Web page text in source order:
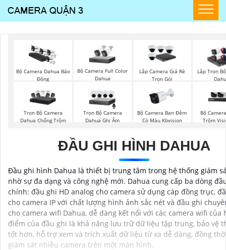
Bộ Camera Dahua Báo
Động
Bộ Camera Full Color
Dahua
Lắp Camera Giá Rẻ
Trọn Gói
Lắp Trọn
Trọn Bộ Camera
Dahua Chống Trộm
Trọn Bộ Camera
Dahua Ghi Âm
Bộ Camera Ban Đêm
Có Màu Kbvision
Bộ
Trộm
ĐẦU GHI HÌNH DAHUA
Đầu ghi hình Dahua là thiết bị trung tâm trong hệ thống giám
nhờ sự đa dạng và công nghệ mới. Dahua cung cấp ba dòng
chính: đầu ghi HD analog cho camera sử dụng cáp đồng trục,
cho camera IP với chất lượng hình ảnh sắc nét và đầu ghi
cho camera wifi Dahua, dễ dàng kết nối với các camera wifi của
điểm của đầu ghi là khả năng lưu trữ dữ liệu tập trung, bảo vệ
tốt hơn, hỗ trợ xem và trích xuất dữ liệu từ xa dễ dàng, đồng
giám sát nhiều camera trên một màn hình.